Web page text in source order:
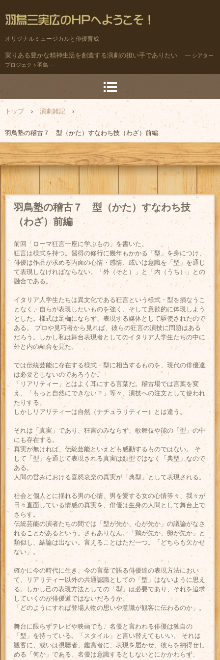
オリジナルミュージカルと俳優育成
実りある豊かな精神生活を創造する演劇の担い手でありたい
― シアター
プロジェクト羽鳥 ―
トップ › 演劇雑記 ›
羽鳥塾の稽古７ 型（かた）すなわち技（わざ）前編
羽鳥塾の稽古７ 型（かた）すなわち技
（わざ）前編
前回「ローマ狂言一座に学ぶもの」を書いた。
狂言は様式を持つ。習得の修行に幾年もかかる「型」を身につけ、
俳優は作品が求める内面の心情・感情、或いは意識を「型」を通じ
て表現しなければならない。「外（そと）」と「内（うち）」との
融合である。
イタリア人学生たちは異文化である狂言という様式・型を損なうこ
となく、自らが表現したいものを強く、そして意欲的に体現しよう
とした。様式は足枷にならず、表現する媒体として駆使されたので
ある。 プロや見巧者から見れば、彼らの狂言の演技に問題はある
だろう。しかし私は舞台表現者としてのイタリア人学生たちの中に
外と内の融合を見た。
では伝統芸能に存在する様式・型に相当するものを、現代の俳優達
は必要としないのであろうか。
「リアリティー」とはよく耳にする言葉だ。稽古場では言葉を変
え、「もっと自然にできない？」等々、演技への注文として使われ
たりする。
しかしリアリティーは自然（ナチュラリティー）とは違う。
それは「真実」であり、狂言のみならず、歌舞伎や能の「型」の中
にも存在する。
真実が無ければ、伝統芸能といえども感動するものではない。 そ
して「型」を通じて表現される真実は類型ではなく「典型」なので
ある。
人間の営みにおける喜怒哀楽の真実が「典型」として表現される。
社会と個人とに揺れる男の心情、男を愛する女の心情等々、我々が
日々直面している情感の真実を、俳優は生身の人間として舞台上で
さらす。
伝統芸能の演者たちの間では「型が先か、心が先か」の議論がなさ
れることがあるという。さもありなん。「鶏が先か、卵が先か」と
類似し、結論は出ない。言えることはただ一つ。「どちらも欠かせ
ない」。
確かに今の時代に生き、今の言葉で語る俳優達の表現方法におい
て、リアリティー以外の共通認識としての「型」はないように思え
る。しかし己の表現方法としての「型」は必要であり、それを追求
していくのが俳優道ではないだろうか。
「どのようにすれば登場人物の思いや意識が観客に伝わるのか」。
舞台に限らずテレビや映画でも、名優と言われる俳優は独自の
「型」を持っている。「スタイル」と言い替えてもいい。 それは
観客に、或いは視聴者、鑑賞者に、表現を届かせ、彼らを納得せし
める「何か」である。名優は意識するとしないとにかかわらず、